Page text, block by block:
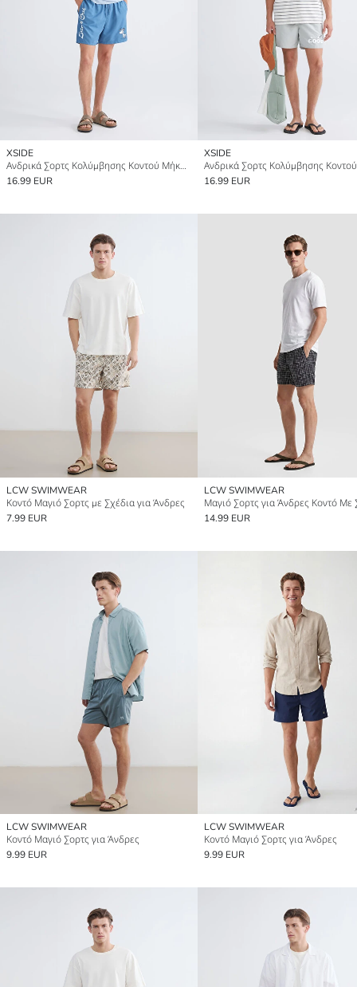
XSIDE
Ανδρικά Σορτς Κολύμβησης Κοντού Μήκους
16.99 EUR
XSIDE
16.99 EUR
LCW SWIMWEAR
Κοντό Μαγιό Σορτς με Σχέδια για Άνδρες
7.99 EUR
LCW SWIMWEAR
Μαγιό Σορτς για Άνδρες Κοντό Με
14.99 EUR
LCW SWIMWEAR
Κοντό Μαγιό Σορτς για Άνδρες
9.99 EUR
LCW SWIMWEAR
Κοντό Μαγιό Σορτς για Άνδρες
9.99 EUR